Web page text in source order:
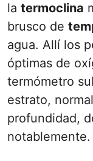
la termoclina
brusco de
agua. Allí los
óptimas de
termómetro
estrato,
profundidad,
notablemente.